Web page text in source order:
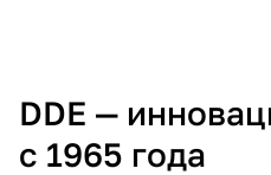
DDE —
с 1965 года